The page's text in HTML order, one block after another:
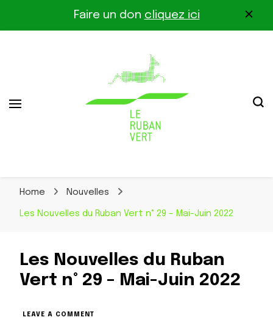
Faire un don cliquez ici
Le Ruban Vert
Home Nouvelles
Les Nouvelles du Ruban Vert n° 29 – Mai-Juin 2022
Les Nouvelles du Ruban
Vert n° 29 – Mai-Juin 2022
LEAVE A COMMENT